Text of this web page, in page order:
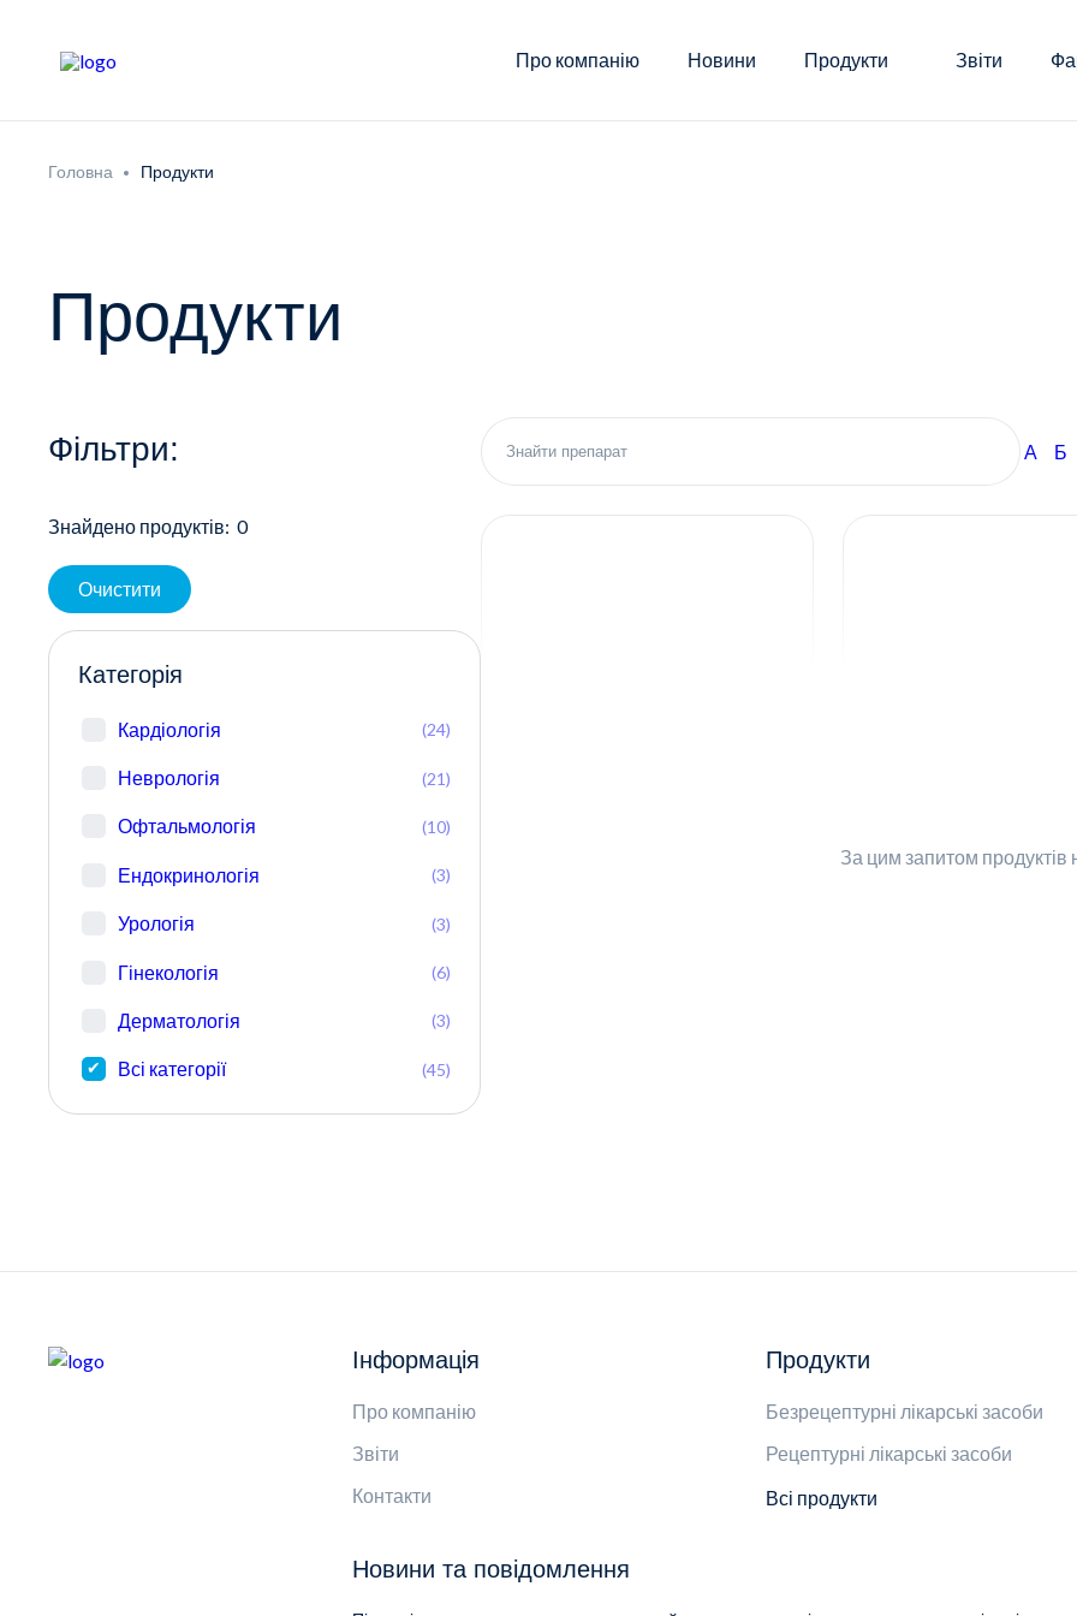
Про компанію Новини Продукти Звіти
Головна Продукти
Продукти
Фільтри:
Знайдено продуктів: 0
Очистити
Категорія
Кардіологія (24)
Неврологія (21)
Офтальмологія (10)
Ендокринологія (3)
Урологія (3)
Гінекологія (6)
Дерматологія (3)
Всі категорії (45)
А Б
За цим запитом
Інформація
Про компанію
Звіти
Контакти
Продукти
Безрецептурні лікарські засоби
Рецептурні лікарські засоби
Всі продукти
Новини та повідомлення